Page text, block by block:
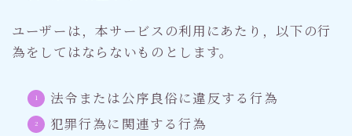
ユーザーは，本サービスの利用にあたり，以下の行
為をしてはならないものとします。
法令または公序良俗に違反する行為
犯罪行為に関連する行為